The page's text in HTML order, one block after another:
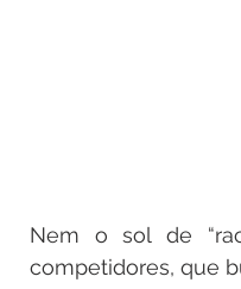
Nem o sol de
competidores, que